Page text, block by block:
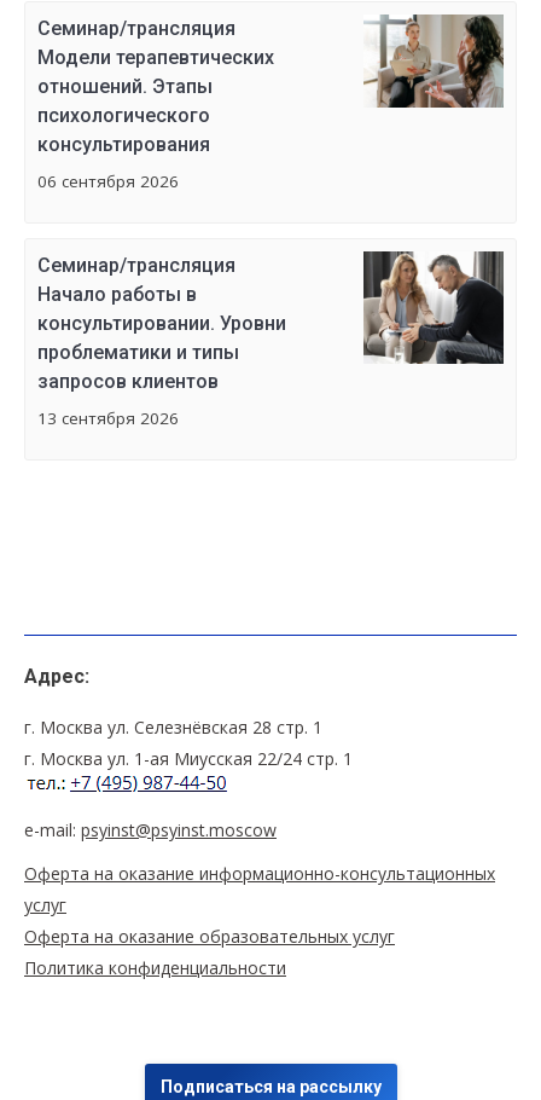
Семинар/трансляция
Модели терапевтических
отношений. Этапы
психологического
консультирования
06 сентября 2026
Семинар/трансляция
Начало работы в
консультировании. Уровни
проблематики и типы
запросов клиентов
13 сентября 2026
Адрес:
г. Москва ул. Селезнёвская 28 стр. 1
г. Москва ул. 1-ая Миусская 22/24 стр. 1
e-mail: psyinst@psyinst.moscow
Оферта на оказание информационно-консультационных
услуг
Оферта на оказание образовательных услуг
Политика конфиденциальности
Подписаться на рассылку